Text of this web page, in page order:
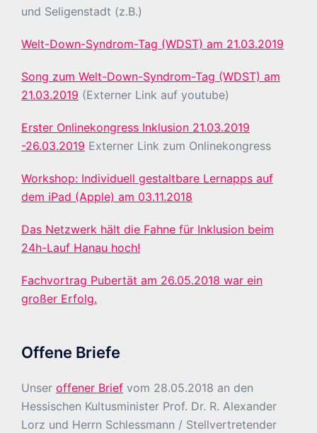
und Seligenstadt (z.B.)
Welt-Down-Syndrom-Tag (WDST) am 21.03.2019
Song zum Welt-Down-Syndrom-Tag (WDST) am
21.03.2019 (Externer Link auf youtube)
Erster Onlinekongress Inklusion 21.03.2019
-26.03.2019 Externer Link zum Onlinekongress
Workshop: Individuell gestaltbare Lernapps auf
dem iPad (Apple) am 03.11.2018
Das Netzwerk hält die Fahne für Inklusion beim
24h-Lauf Hanau hoch!
Fachvortrag Pubertät am 26.05.2018 war ein
großer Erfolg.
Offene Briefe
Unser offener Brief vom 28.05.2018 an den
Hessischen Kultusminister Prof. Dr. R. Alexander
Lorz und Herrn Schlessmann / Stellvertretender